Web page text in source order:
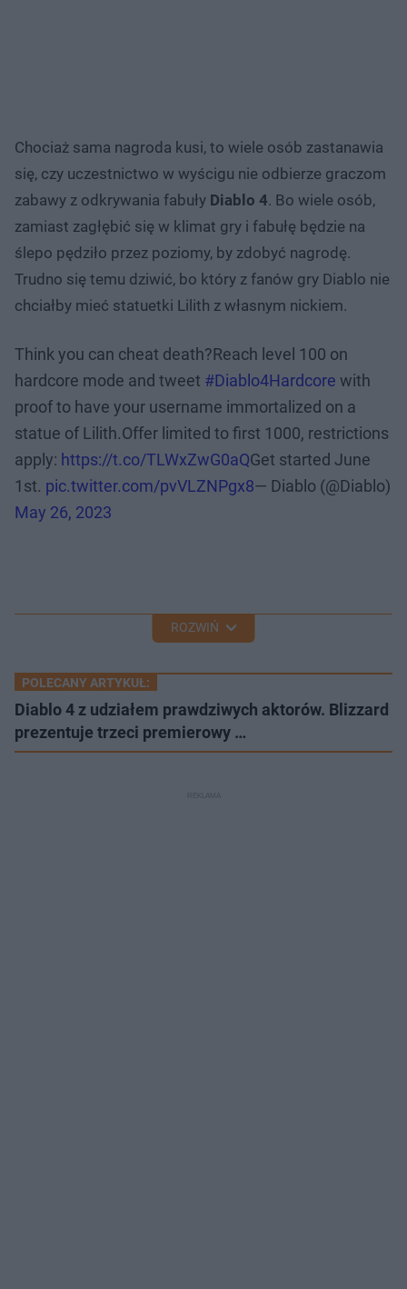
Chociaż sama nagroda kusi, to wiele osób zastanawia
się, czy uczestnictwo w wyścigu nie odbierze graczom
zabawy z odkrywania fabuły Diablo 4. Bo wiele osób,
zamiast zagłębić się w klimat gry i fabułę będzie na
ślepo pędziło przez poziomy, by zdobyć nagrodę.
Trudno się temu dziwić, bo który z fanów gry Diablo nie
chciałby mieć statuetki Lilith z własnym nickiem.
Think you can cheat death?Reach level 100 on
hardcore mode and tweet #Diablo4Hardcore with
proof to have your username immortalized on a
statue of Lilith.Offer limited to first 1000, restrictions
apply: https://t.co/TLWxZwG0aQGet started June
1st. pic.twitter.com/pvVLZNPgx8— Diablo (@Diablo)
May 26, 2023
ROZWIŃ
POLECANY ARTYKUŁ:
Diablo 4 z udziałem prawdziwych aktorów. Blizzard
prezentuje trzeci premierowy …